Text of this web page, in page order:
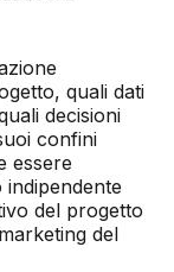
quali dati
decisioni
confini
essere
del progetto
del